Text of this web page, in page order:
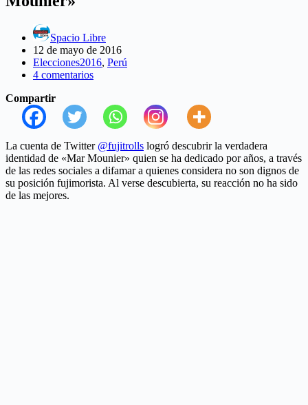
Spacio Libre
12 de mayo de 2016
Elecciones2016, Perú
4 comentarios
Compartir
La cuenta de Twitter @fujitrolls logró descubrir la verdadera
identidad de «Mar Mounier» quien se ha dedicado por años, a través
de las redes sociales a difamar a quienes considera no son dignos de
su posición fujimorista. Al verse descubierta, su reacción no ha sido
de las mejores.